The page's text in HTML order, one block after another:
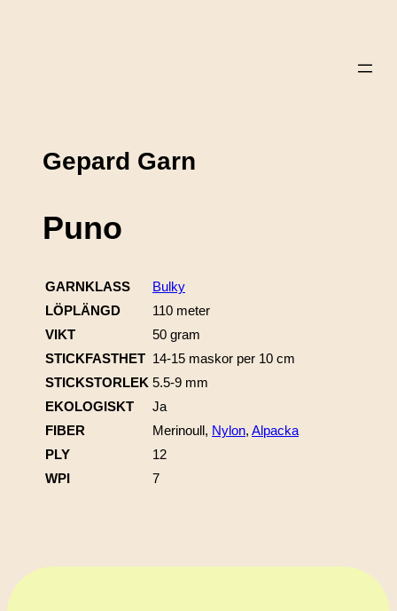
Gepard Garn
Puno
GARNKLASS
Bulky
LÖPLÄNGD
110 meter
VIKT
50 gram
STICKFASTHET 14-15 maskor per 10 cm
STICKSTORLEK 5.5-9 mm
EKOLOGISKT
Ja
FIBER
Merinoull, Nylon, Alpacka
PLY
12
WPI
7